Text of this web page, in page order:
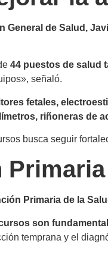
General de Salud,
44 puestos de salud
señaló.
fetales,
riñoneras de
busca seguir
Primaria de la
son
temprana y el